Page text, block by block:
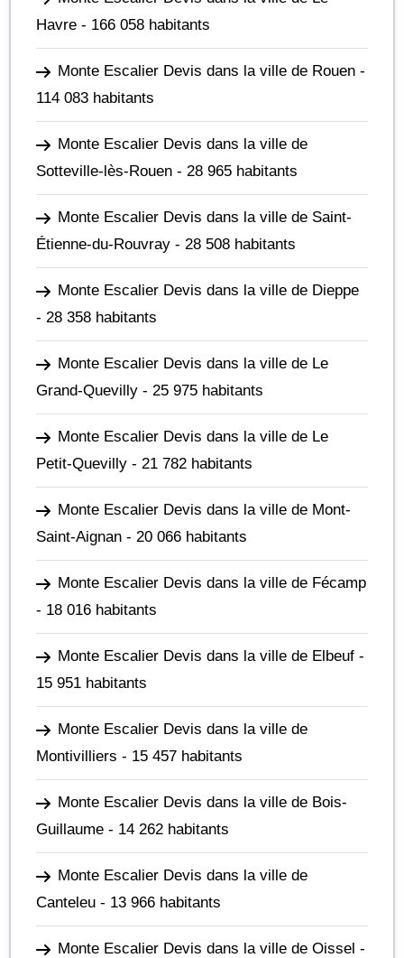
Havre - 166 058 habitants
Monte Escalier Devis dans la ville de Rouen -
114 083 habitants
Monte Escalier Devis dans la ville de
Sotteville-lès-Rouen - 28 965 habitants
Monte Escalier Devis dans la ville de Saint-
Étienne-du-Rouvray - 28 508 habitants
Monte Escalier Devis dans la ville de Dieppe
- 28 358 habitants
Monte Escalier Devis dans la ville de Le
Grand-Quevilly - 25 975 habitants
Monte Escalier Devis dans la ville de Le
Petit-Quevilly - 21 782 habitants
Monte Escalier Devis dans la ville de Mont-
Saint-Aignan - 20 066 habitants
Monte Escalier Devis dans la ville de Fécamp
- 18 016 habitants
Monte Escalier Devis dans la ville de Elbeuf -
15 951 habitants
Monte Escalier Devis dans la ville de
Montivilliers - 15 457 habitants
Monte Escalier Devis dans la ville de Bois-
Guillaume - 14 262 habitants
Monte Escalier Devis dans la ville de
Canteleu - 13 966 habitants
Monte Escalier Devis dans la ville de Oissel -